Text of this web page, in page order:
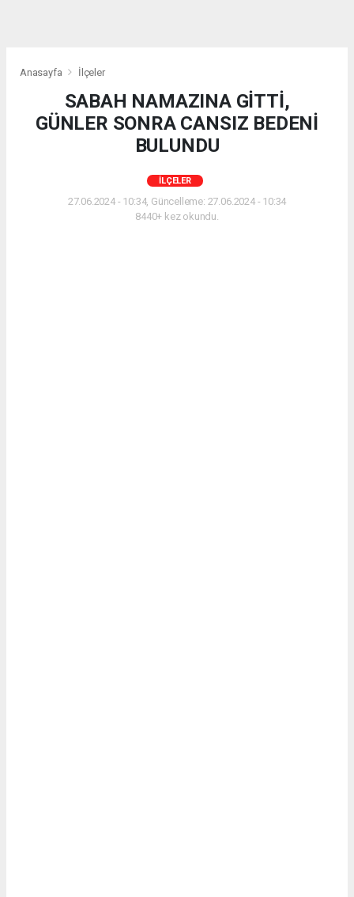
Anasayfa İlçeler
SABAH NAMAZINA GİTTİ,
GÜNLER SONRA CANSIZ BEDENİ
BULUNDU
İLÇELER
27.06.2024 - 10:34, Güncelleme: 27.06.2024 - 10:34
8440+ kez okundu.